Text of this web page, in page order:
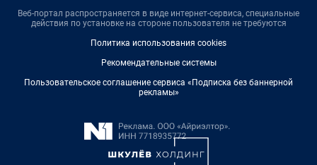
Веб-портал распространяется в виде интернет-сервиса, специальные
действия по установке на стороне пользователя не требуются
Политика использования cookies
Рекомендательные системы
Пользовательское соглашение сервиса «Подписка без баннерной
рекламы»